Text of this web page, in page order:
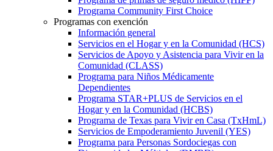
Programa Community First Choice
Programas con exención
Información general
Servicios en el Hogar y en la Comunidad (HCS)
Servicios de Apoyo y Asistencia para Vivir en la
Comunidad (CLASS)
Programa para Niños Médicamente
Dependientes
Programa STAR+PLUS de Servicios en el
Hogar y en la Comunidad (HCBS)
Programa de Texas para Vivir en Casa (TxHmL)
Servicios de Empoderamiento Juvenil (YES)
Programa para Personas Sordociegas con